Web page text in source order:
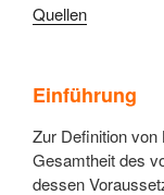
Quellen
Einführung
Zur Definition von
Gesamtheit des
dessen